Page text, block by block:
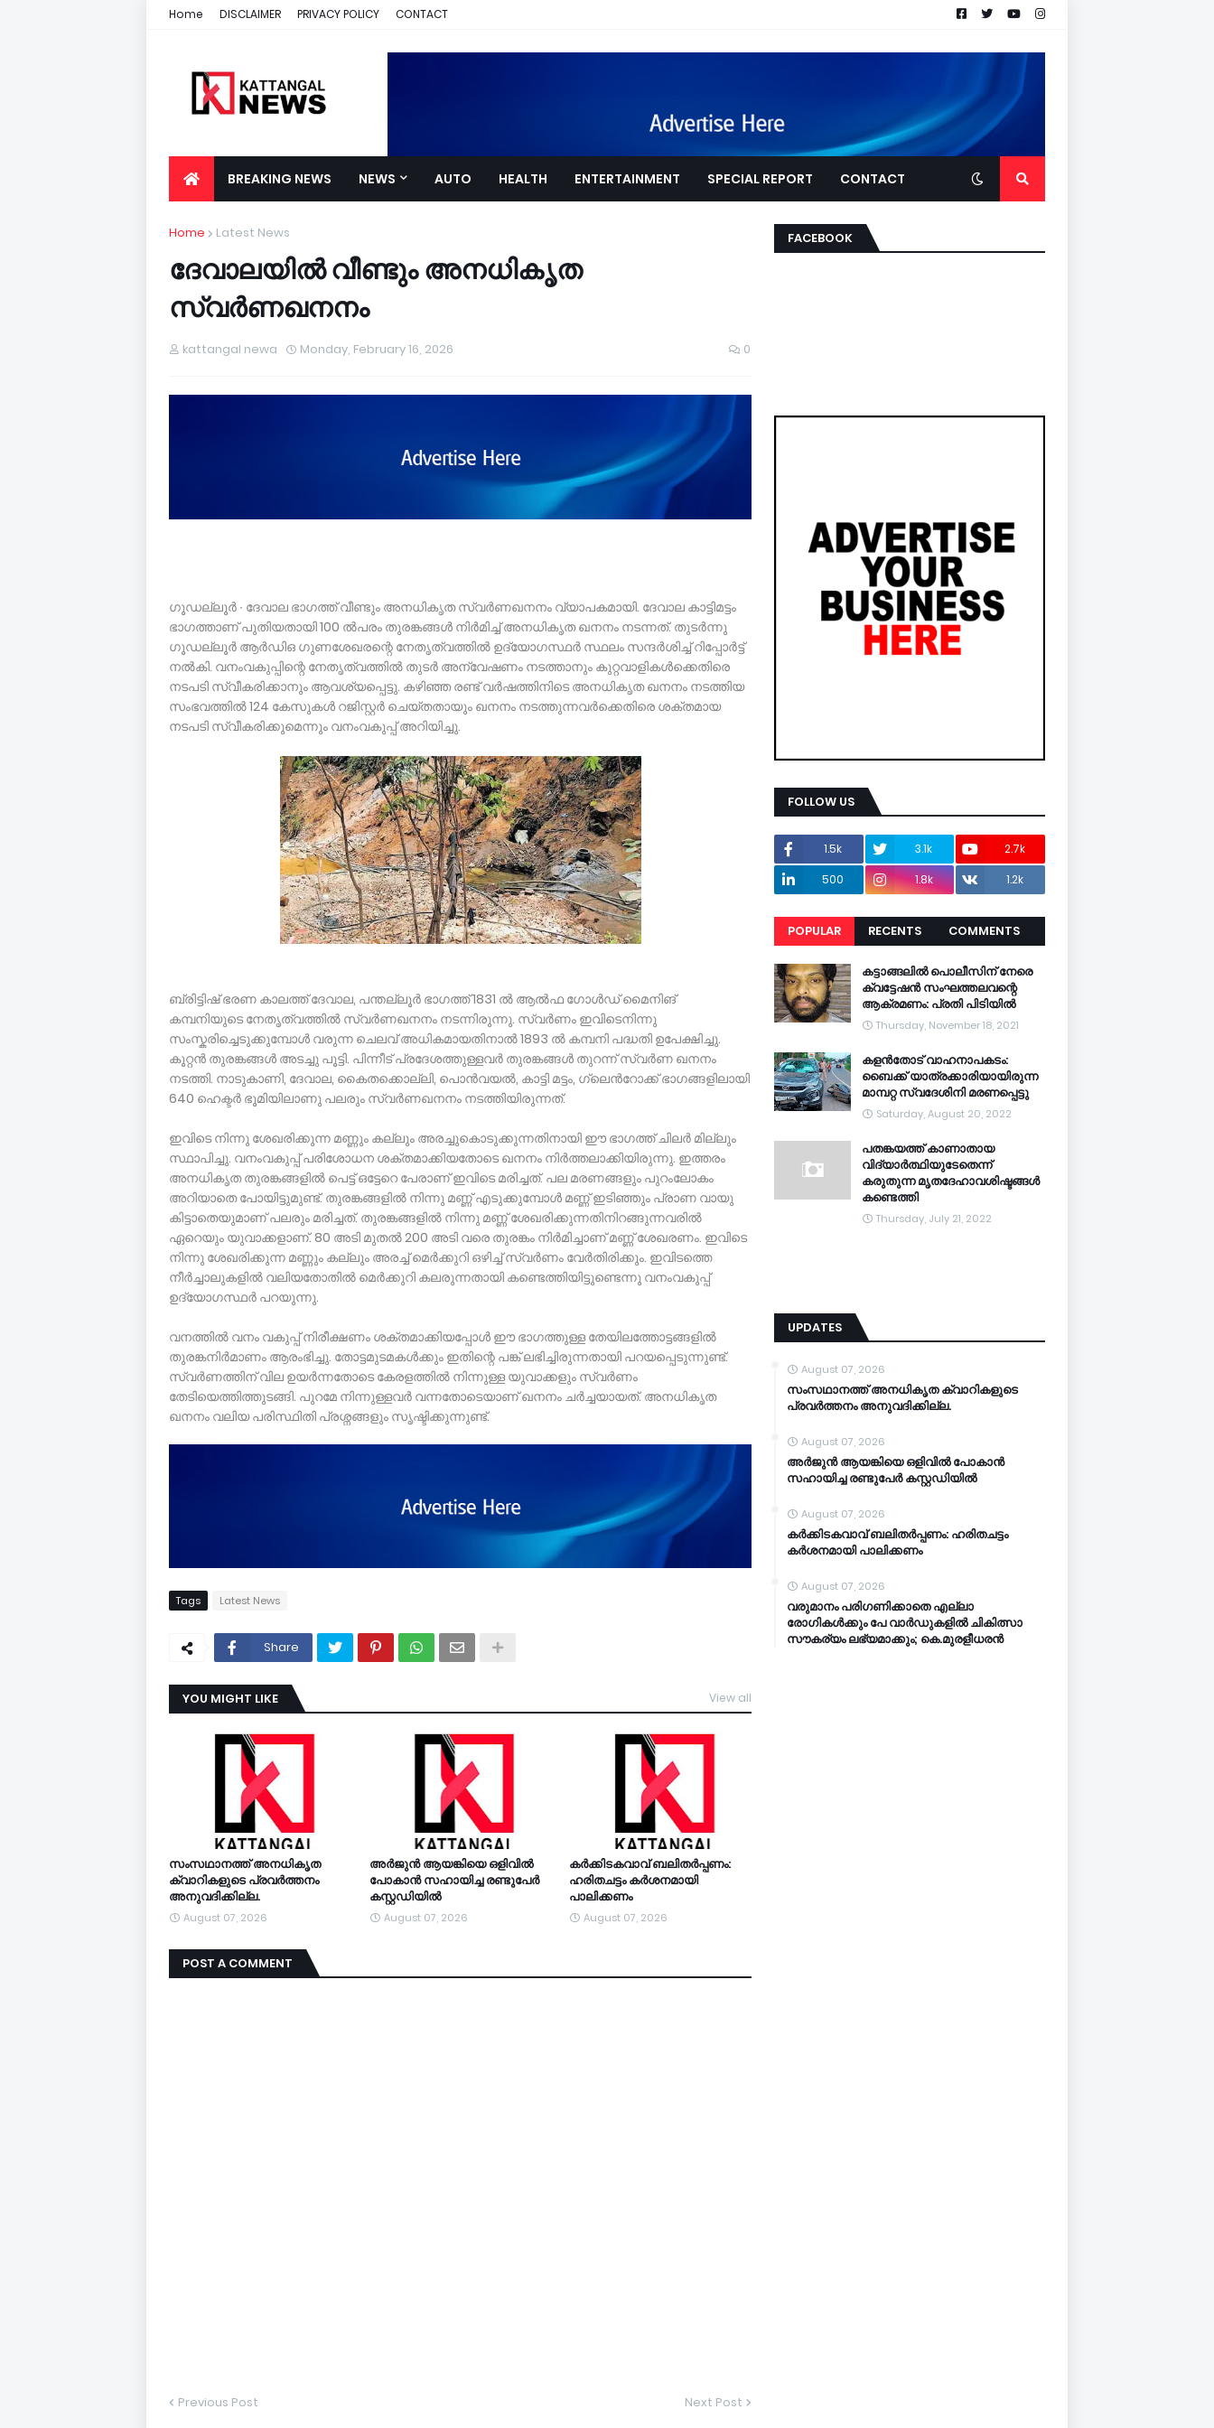
Home DISCLAIMER PRIVACY POLICY CONTACT
BREAKING NEWS NEWS AUTO HEALTH ENTERTAINMENT SPECIAL REPORT CONTACT
Home Latest News
ദേവാലയിൽ വീണ്ടും അനധികൃത
സ്വർണഖനനം
kattangal newa Monday, February 16, 2026 0
ഗൂഡല്ലൂർ ∙ ദേവാല ഭാഗത്ത് വീണ്ടും അനധികൃത സ്വർണഖനനം വ്യാപകമായി. ദേവാല കാട്ടിമട്ടം
ഭാഗത്താണ് പുതിയതായി 100 ൽപരം തുരങ്കങ്ങൾ നിർമിച്ച് അനധികൃത ഖനനം നടന്നത്. തുടർന്നു
ഗൂഡല്ലൂർ ആർഡിഒ ഗുണശേഖരന്റെ നേതൃത്വത്തിൽ ഉദ്യോഗസ്ഥർ സ്ഥലം സന്ദർശിച്ച് റിപ്പോർട്ട്
നൽകി. വനംവകുപ്പിന്റെ നേതൃത്വത്തിൽ തുടർ അന്വേഷണം നടത്താനും കുറ്റവാളികൾക്കെതിരെ
നടപടി സ്വീകരിക്കാനും ആവശ്യപ്പെട്ടു. കഴിഞ്ഞ രണ്ട് വർഷത്തിനിടെ അനധികൃത ഖനനം നടത്തിയ
സംഭവത്തിൽ 124 കേസുകൾ റജിസ്റ്റർ ചെയ്തതായും ഖനനം നടത്തുന്നവർക്കെതിരെ ശക്തമായ
നടപടി സ്വീകരിക്കുമെന്നും വനംവകുപ്പ് അറിയിച്ചു.
ബ്രിട്ടിഷ് ഭരണ കാലത്ത് ദേവാല, പന്തല്ലൂർ ഭാഗത്ത് 1831 ൽ ആൽഫ ഗോൾഡ് മൈനിങ്
കമ്പനിയുടെ നേതൃത്വത്തിൽ സ്വർണഖനനം നടന്നിരുന്നു. സ്വർണം ഇവിടെനിന്നു
സംസ്കരിച്ചെടുക്കുമ്പോൾ വരുന്ന ചെലവ് അധികമായതിനാൽ 1893 ൽ കമ്പനി പദ്ധതി ഉപേക്ഷിച്ചു.
കൂറ്റൻ തുരങ്കങ്ങൾ അടച്ചു പൂട്ടി. പിന്നീട് പ്രദേശത്തുള്ളവർ തുരങ്കങ്ങൾ തുറന്ന് സ്വർണ ഖനനം
നടത്തി. നാടുകാണി, ദേവാല, കൈതക്കൊല്ലി, പൊൻവയൽ, കാട്ടി മട്ടം, ഗ്ലെൻറോക്ക് ഭാഗങ്ങളിലായി
640 ഹെക്ടർ ഭൂമിയിലാണു പലരും സ്വർണഖനനം നടത്തിയിരുന്നത്.
ഇവിടെ നിന്നു ശേഖരിക്കുന്ന മണ്ണും കല്ലും അരച്ചുകൊടുക്കുന്നതിനായി ഈ ഭാഗത്ത് ചിലർ മില്ലും
സ്ഥാപിച്ചു. വനംവകുപ്പ് പരിശോധന ശക്തമാക്കിയതോടെ ഖനനം നിർത്തലാക്കിയിരുന്നു. ഇത്തരം
അനധികൃത തുരങ്കങ്ങളിൽ പെട്ട് ഒട്ടേറെ പേരാണ് ഇവിടെ മരിച്ചത്. പല മരണങ്ങളും പുറംലോകം
അറിയാതെ പോയിട്ടുമുണ്ട്. തുരങ്കങ്ങളിൽ നിന്നു മണ്ണ് എടുക്കുമ്പോൾ മണ്ണ് ഇടിഞ്ഞും പ്രാണ വായു
കിട്ടാതെയുമാണ് പലരും മരിച്ചത്. തുരങ്കങ്ങളിൽ നിന്നു മണ്ണ് ശേഖരിക്കുന്നതിനിറങ്ങുന്നവരിൽ
ഏറെയും യുവാക്കളാണ്. 80 അടി മുതൽ 200 അടി വരെ തുരങ്കം നിർമിച്ചാണ് മണ്ണ് ശേഖരണം. ഇവിടെ
നിന്നു ശേഖരിക്കുന്ന മണ്ണും കല്ലും അരച്ച് മെർക്കുറി ഒഴിച്ച് സ്വർണം വേർതിരിക്കും. ഇവിടത്തെ
നീർച്ചാലുകളിൽ വലിയതോതിൽ മെർക്കുറി കലരുന്നതായി കണ്ടെത്തിയിട്ടുണ്ടെന്നു വനംവകുപ്പ്
ഉദ്യോഗസ്ഥർ പറയുന്നു.
വനത്തിൽ വനം വകുപ്പ് നിരീക്ഷണം ശക്തമാക്കിയപ്പോൾ ഈ ഭാഗത്തുള്ള തേയിലത്തോട്ടങ്ങളിൽ
തുരങ്കനിർമാണം ആരംഭിച്ചു. തോട്ടമുടമകൾക്കും ഇതിന്റെ പങ്ക് ലഭിച്ചിരുന്നതായി പറയപ്പെടുന്നുണ്ട്.
സ്വർണത്തിന് വില ഉയർന്നതോടെ കേരളത്തിൽ നിന്നുള്ള യുവാക്കളും സ്വർണം
തേടിയെത്തിത്തുടങ്ങി. പുറമേ നിന്നുള്ളവർ വന്നതോടെയാണ് ഖനനം ചർച്ചയായത്. അനധികൃത
ഖനനം വലിയ പരിസ്ഥിതി പ്രശ്നങ്ങളും സൃഷ്ടിക്കുന്നുണ്ട്.
Tags Latest News
Share
YOU MIGHT LIKE View all
സംസഥാനത്ത് അനധികൃത
ക്വാറികളുടെ പ്രവര്‍ത്തനം
അനുവദിക്കില്ല.
August 07, 2026
അര്‍ജുന്‍ ആയങ്കിയെ ഒളിവില്‍
പോകാന്‍ സഹായിച്ച രണ്ടുപേര്‍
കസ്റ്റഡിയിൽ
August 07, 2026
കര്‍ക്കിടകവാവ് ബലിതര്‍പ്പണം:
ഹരിതചട്ടം കര്‍ശനമായി
പാലിക്കണം
August 07, 2026
POST A COMMENT
Previous Post Next Post
FACEBOOK
FOLLOW US
1.5k 3.1k
2.7k
500
1.8k 1.2k
POPULAR RECENTS
COMMENTS
RECENTS
കട്ടാങ്ങലിൽ പൊലീസിന് നേരെ
ക്വട്ടേഷൻ സംഘത്തലവന്റെ
ആക്രമണം: പ്രതി പിടിയിൽ
Thursday, November 18, 2021
കളൻതോട് വാഹനാപകടം:
ബൈക്ക് യാത്രക്കാരിയായിരുന്ന
മാമ്പറ്റ സ്വദേശിനി മരണപ്പെട്ടു
Saturday, August 20, 2022
പതങ്കയത്ത് കാണാതായ
വിദ്യാർത്ഥിയുടേതെന്ന്
കരുതുന്ന മൃതദേഹാവശിഷ്ടങ്ങൾ
കണ്ടെത്തി
Thursday, July 21, 2022
UPDATES
August 07, 2026
സംസഥാനത്ത് അനധികൃത ക്വാറികളുടെ
പ്രവര്‍ത്തനം അനുവദിക്കില്ല.
August 07, 2026
അര്‍ജുന്‍ ആയങ്കിയെ ഒളിവില്‍ പോകാന്‍
സഹായിച്ച രണ്ടുപേര്‍ കസ്റ്റഡിയിൽ
August 07, 2026
കര്‍ക്കിടകവാവ് ബലിതര്‍പ്പണം: ഹരിതചട്ടം
കര്‍ശനമായി പാലിക്കണം
August 07, 2026
വരുമാനം പരിഗണിക്കാതെ എല്ലാ
രോഗികൾക്കും പേ വാർഡുകളിൽ ചികിത്സാ
സൗകര്യം ലഭ്യമാക്കും; കെ.മുരളീധരൻ